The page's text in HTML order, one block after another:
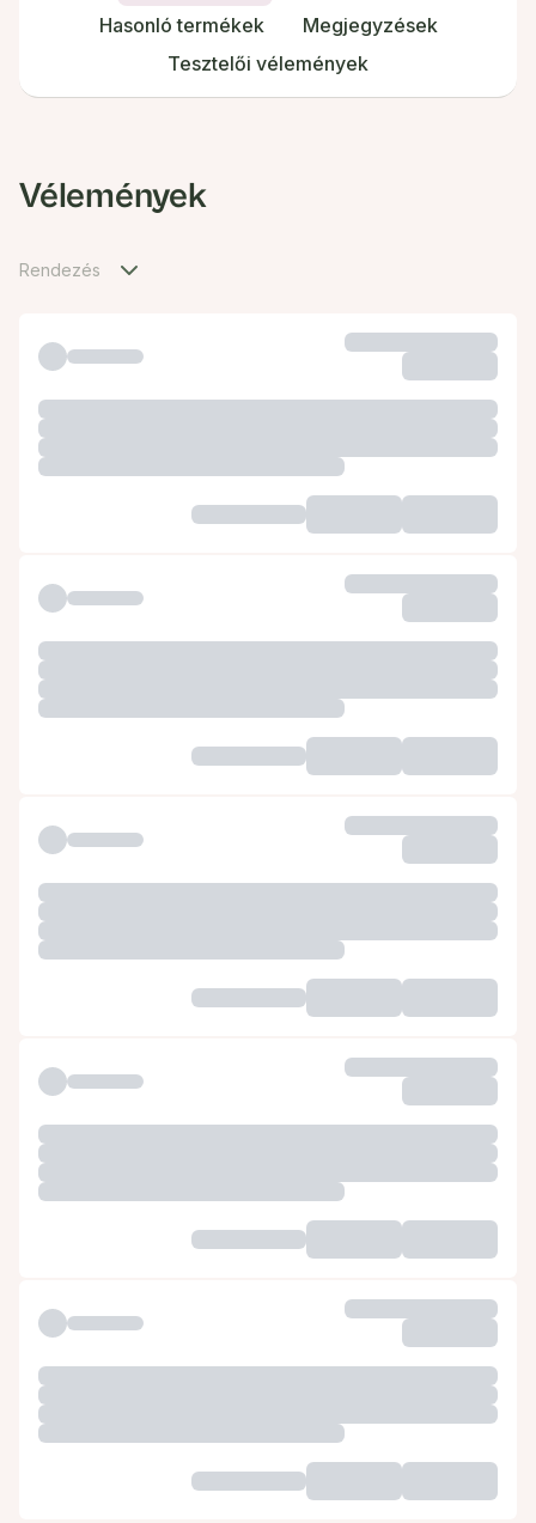
Hasonló termékek
Megjegyzések
Tesztelői vélemények
Vélemények
Rendezés